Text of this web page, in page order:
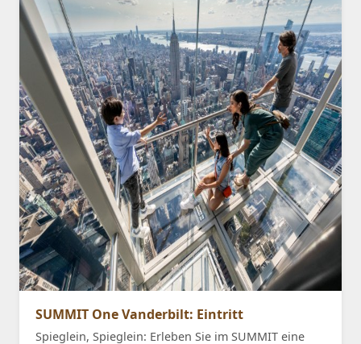
SUMMIT One Vanderbilt: Eintritt
Spieglein, Spieglein: Erleben Sie im SUMMIT eine